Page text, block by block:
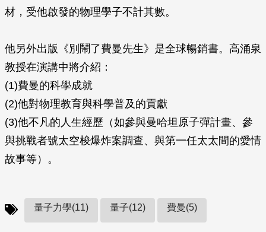
材，受他啟發的物理學子不計其數。
他另外出版《別鬧了費曼先生》是全球暢銷書。高涌泉
教授在演講中將介紹：
(1)費曼的科學成就
(2)他對物理教育與科學普及的貢獻
(3)他不凡的人生經歷（如參與曼哈坦原子彈計畫、參
與挑戰者號太空梭爆炸案調查、與第一任太太間的愛情
故事等）。
量子力學(11) 量子(12) 費曼(5)